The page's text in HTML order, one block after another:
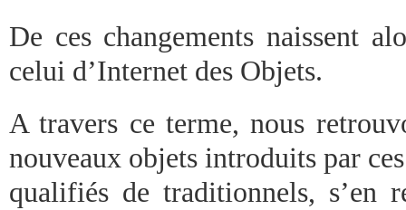
De ces changements naissent
celui d’Internet des Objets.
A travers ce terme, nous
nouveaux objets introduits par
qualifiés de traditionnels, s’en